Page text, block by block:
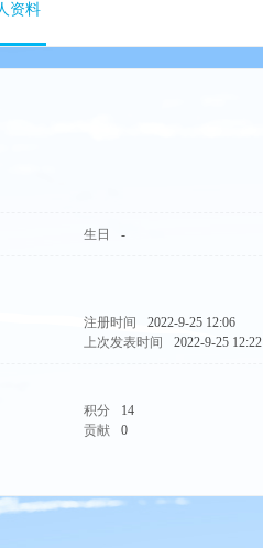
资料
生日 -
注册时间 2022-9-25 12:06
上次发表时间 2022-9-25 12:22
积分 14
贡献 0